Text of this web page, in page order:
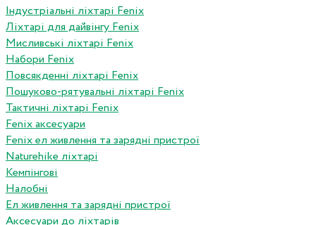
Індустріальні ліхтарі Fenix
Ліхтарі для дайвінгу Fenix
Мисливські ліхтарі Fenix
Набори Fenix
Повсякденні ліхтарі Fenix
Пошуково-рятувальні ліхтарі Fenix
Тактичні ліхтарі Fenix
Fenix аксесуари
Fenix ел живлення та зарядні пристрої
Naturehike ліхтарі
Кемпінгові
Налобні
Ел живлення та зарядні пристрої
Аксесуари до ліхтарів